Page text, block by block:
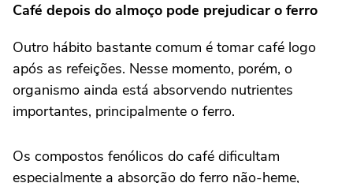
Café depois do almoço pode prejudicar o ferro
Outro hábito bastante comum é tomar café logo
após as refeições. Nesse momento, porém, o
organismo ainda está absorvendo nutrientes
importantes, principalmente o ferro.
Os compostos fenólicos do café dificultam
especialmente a absorção do ferro não-heme,